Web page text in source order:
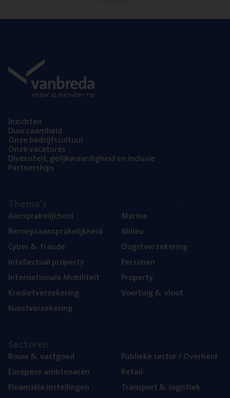
Inzich­ten
Duur­zaam­heid
Onze bedrijfs­cul­tuur
Onze vaca­tu­res
Diver­si­teit, gelijk­waar­dig­heid en inclusie
Part­ner­ships
Aan­spra­ke­lijk­heid
Beroeps­aan­spra­ke­lijk­heid
Cyber& fraude
Intel­lec­tu­al property
Inter­na­ti­o­na­le Mobiliteit
Kre­diet­ver­ze­ke­ring
Kunst­ver­ze­ke­ring
Mari­ne
Mili­eu
Oogst­ver­ze­ke­ring
Per­so­nen
Pro­per­ty
Voer­tuig& vloot
Bouw& vastgoed
Euro­pe­se ambtenaren
Finan­ci­ë­le instellingen
Publie­ke sec­tor / Overheid
Retail
Trans­port& logistiek